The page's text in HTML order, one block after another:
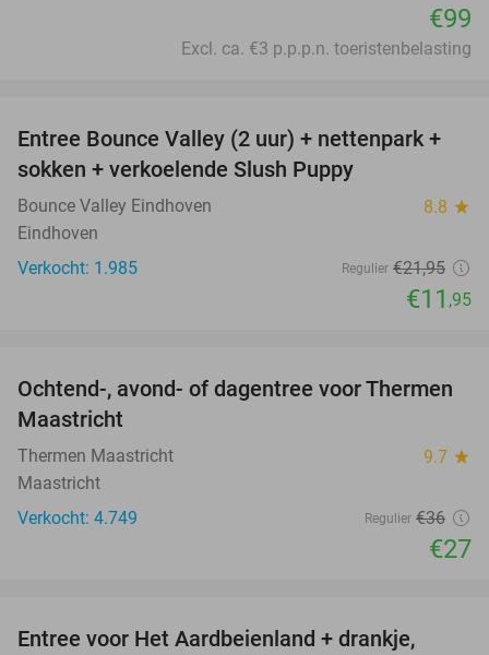
€99
Excl. ca. €3 p.p.p.n. toeristenbelasting
46%
Entree Bounce Valley (2 uur) + nettenpark +
sokken + verkoelende Slush Puppy
Bounce Valley Eindhoven 8.8 star
Eindhoven
Verkocht: 1.985
Regulier €21,95
€11 ,95
25%
Ochtend-, avond- of dagentree voor Thermen
Maastricht
Thermen Maastricht 9.7 star
Maastricht
Verkocht: 4.749
Regulier €36
€27
Entree voor Het Aardbeienland + drankje,